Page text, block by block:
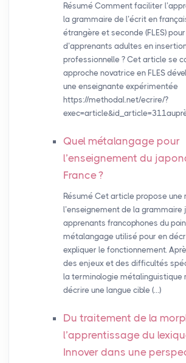
Résumé Comment faciliter
la grammaire de l’écrit en
étrangère et seconde (FLES)
d’apprenants adultes en
professionnelle ? Cet article se
approche novatrice en FLES
une enseignante expérimentée
https://methodal.net/ecrire/?
Quel métalangage pour
l’enseignement du
France?
Résumé Cet article propose une
l’enseignement de la grammaire
apprenants francophones du
métalangage utilisé pour en
expliquer le fonctionnement.
des enjeux et des difficultés
la terminologie métalinguistique
décrire une langue cible (…)
Du traitement de la
l’apprentissage du
Innover dans une